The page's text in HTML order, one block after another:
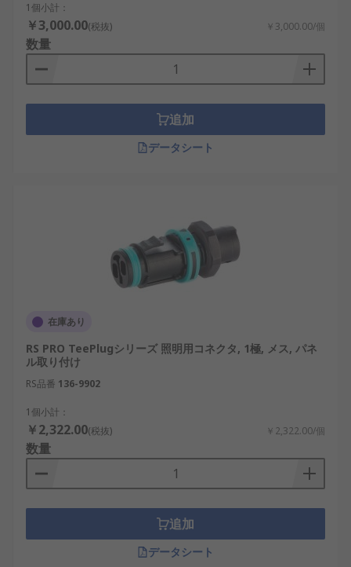
照明用コネクタのメーカー
照明用コネクタは、安全性と信頼性が重視されるた
ます。国内外のメーカーが多様な用途に対応した製
品を展開しています。
優れた製品を提供しています。
TE Connectivity：高信頼性コネクタ分野で実
績があり、照明用途にも対応しています。
い評価を受けています。
Schneider Electric：設備・制御分野を中心
に、安全性を重視した製品を展開していま
す。
ヒロセ電機（Hirose）：国内メーカーとして
精密コネクタ技術に定評があります。
照明用コネクタは、照明設備の安全性と効率を支え
る重要な部品です。日本国内の再生可能エネルギー
まな分野で活用が進んでいます。用途や環境条件を
正しく理解し、適切な照明用コネクタを選ぶこと
で、照明システム全体の信頼性と運用効率を高める
1個小計：
￥3,000.00(税抜) ￥3,000.00/個
数量
追加
データシート
在庫あり
RS PRO TeePlugシリーズ 照明用コネクタ, 1極, メス, パネ
ル取り付け
RS品番 136-9902
1個小計：
￥2,322.00(税抜) ￥2,322.00/個
数量
追加
データシート